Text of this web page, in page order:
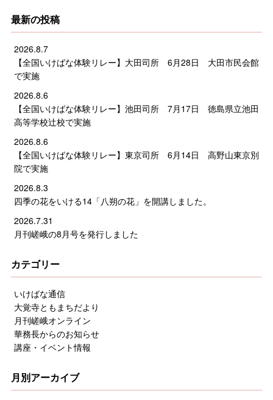
最新の投稿
2026.8.7
【全国いけばな体験リレー】大田司所 6月28日 大田市民会館
で実施
2026.8.6
【全国いけばな体験リレー】池田司所 7月17日 徳島県立池田
高等学校辻校で実施
2026.8.6
【全国いけばな体験リレー】東京司所 6月14日 高野山東京別
院で実施
2026.8.3
四季の花をいける14「八朔の花」を開講しました。
2026.7.31
月刊嵯峨の8月号を発行しました
カテゴリー
いけばな通信
大覚寺ともまちだより
月刊嵯峨オンライン
華務長からのお知らせ
講座・イベント情報
月別アーカイブ